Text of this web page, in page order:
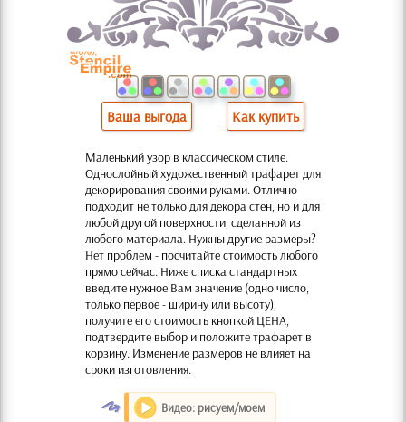
Ваша выгода Как купить
Маленький узор в классическом стиле.
Однослойный художественный трафарет для
декорирования своими руками. Отлично
подходит не только для декора стен, но и для
любой другой поверхности, сделанной из
любого материала. Нужны другие размеры?
Нет проблем - посчитайте стоимость любого
прямо сейчас. Ниже списка стандартных
введите нужное Вам значение (одно число,
только первое - ширину или высоту),
получите его стоимость кнопкой ЦЕНА,
подтвердите выбор и положите трафарет в
корзину. Изменение размеров не влияет на
сроки изготовления.
O Видео: рисуем/моем